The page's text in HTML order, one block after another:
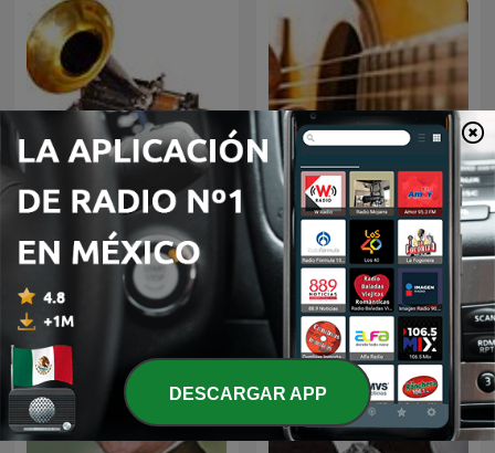
El fonógrafo una
revolución en el sonido
BOLEROS Y TRIOS
ROMANTICOS
DESCARGAR APP